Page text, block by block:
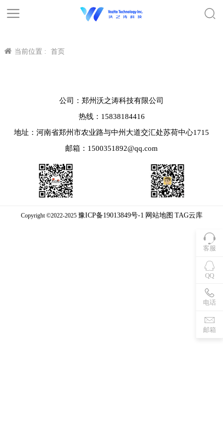
当前位置 : 首页
客服
QQ
电话
邮箱
公司：郑州沃之涛科技有限公司
热线：15838184416
地址：河南省郑州市农业路与中州大道交汇处苏荷中心1715
邮箱：1500351892@qq.com
Copyright ©2022-2025 豫ICP备19013849号-1 网站地图 TAG云库